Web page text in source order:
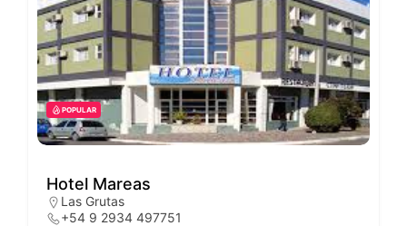
POPULAR
Hotel Mareas
Las Grutas
+54 9 2934 497751